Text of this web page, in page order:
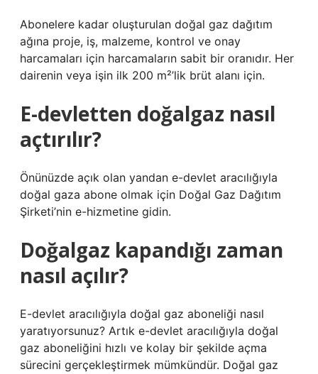
Abonelere kadar oluşturulan doğal gaz dağıtım
ağına proje, iş, malzeme, kontrol ve onay
harcamaları için harcamaların sabit bir oranıdır. Her
dairenin veya işin ilk 200 m²’lik brüt alanı için.
E-devletten doğalgaz nasıl
açtırılır?
Önünüzde açık olan yandan e-devlet aracılığıyla
doğal gaza abone olmak için Doğal Gaz Dağıtım
Şirketi’nin e-hizmetine gidin.
Doğalgaz kapandığı zaman
nasıl açılır?
E-devlet aracılığıyla doğal gaz aboneliği nasıl
yaratıyorsunuz? Artık e-devlet aracılığıyla doğal
gaz aboneliğini hızlı ve kolay bir şekilde açma
sürecini gerçekleştirmek mümkündür. Doğal gaz